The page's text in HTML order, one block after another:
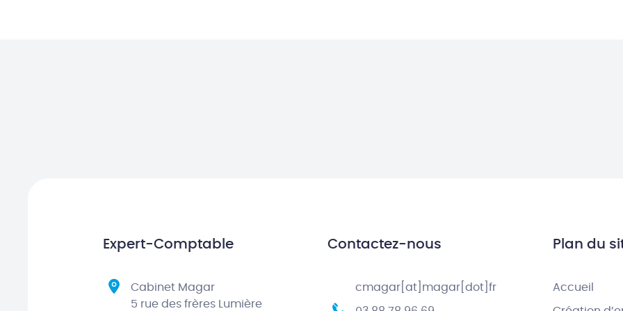
Expert-Comptable
Cabinet Magar
5 rue des frères Lumière
Contactez-nous
cmagar[at]magar[dot]fr
Plan du
Accueil